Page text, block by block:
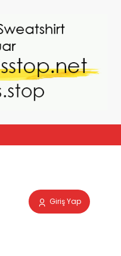
Giriş Yap